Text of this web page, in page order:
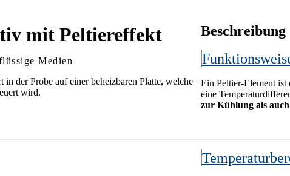
mit Peltiereffekt
Medien
der Probe auf einer beheizbaren Platte, welche
wird.
Beschreibung
Ein Peltier-Element ist
eine
zur Kühlung als